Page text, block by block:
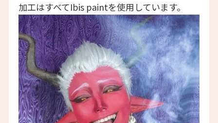
加工はすべてIbis paintを使用しています。